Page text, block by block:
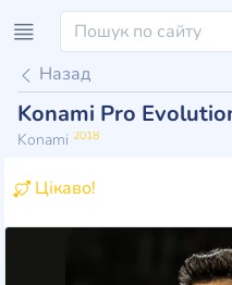
Назад
Konami Pro
Konami 2018
Цікаво!